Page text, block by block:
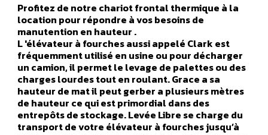
Profitez de notre chariot frontal thermique à la
location pour répondre à vos besoins de
manutention en hauteur .
L 'élévateur à fourches aussi appelé Clark est
fréquemment utilisé en usine ou pour décharger
un camion, il permet le levage de palettes ou des
charges lourdes tout en roulant. Grace a sa
hauteur de mat il peut gerber a plusieurs mètres
de hauteur ce qui est primordial dans des
entrepôts de stockage. Levée Libre se charge du
transport de votre élévateur à fourches jusqu’à